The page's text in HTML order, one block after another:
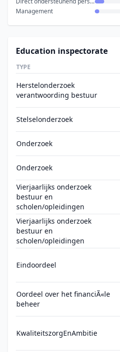
Management
Education inspectorate
TYPE
Herstelonderzoek
verantwoording bestuur
Stelselonderzoek
Onderzoek
Onderzoek
Vierjaarlijks onderzoek
bestuur en
scholen/opleidingen
Vierjaarlijks onderzoek
bestuur en
scholen/opleidingen
Eindoordeel
Oordeel over het financiÃ«le
beheer
KwaliteitszorgEnAmbitie